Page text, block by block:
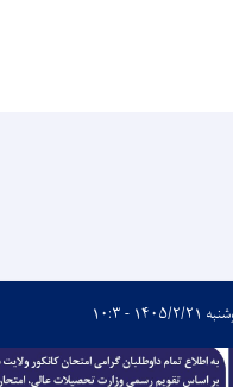
۲/۲۱ - ۱۰:۳